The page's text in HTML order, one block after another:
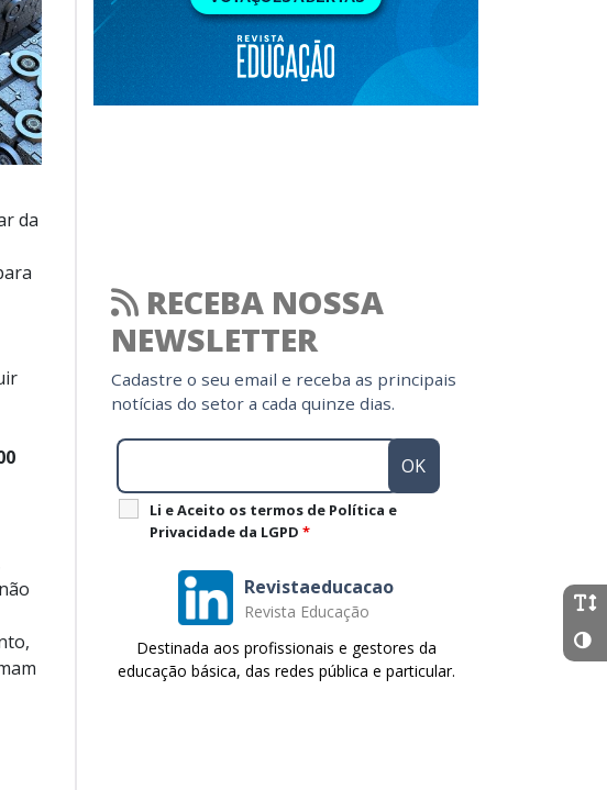
da
RECEBA NOSSA
NEWSLETTER
Cadastre o seu email e receba as principais
notícias do setor a cada quinze dias.
Li e Aceito os termos de Política e
Privacidade da LGPD *
Revistaeducacao
Revista Educação
Destinada aos profissionais e gestores da
educação básica, das redes pública e particular.